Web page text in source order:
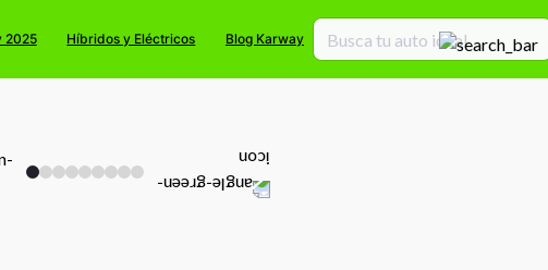
2025 Híbridos y Eléctricos Blog Karway